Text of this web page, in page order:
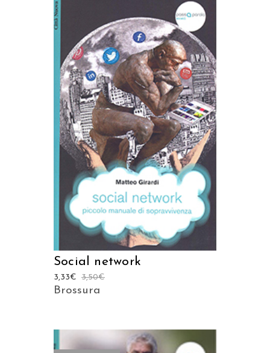
AGGIUNGI AL CARRELLO
Social network
3,50€
3,33€
Brossura